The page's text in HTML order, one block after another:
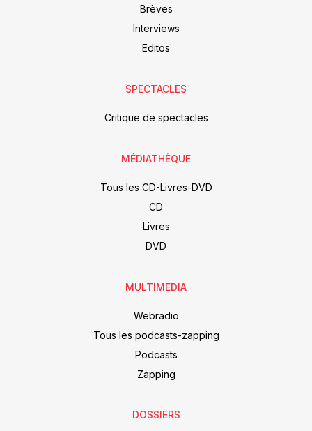
Brèves
Interviews
Editos
SPECTACLES
Critique de spectacles
MÉDIATHÈQUE
Tous les CD-Livres-DVD
CD
Livres
DVD
MULTIMEDIA
Webradio
Tous les podcasts-zapping
Podcasts
Zapping
DOSSIERS